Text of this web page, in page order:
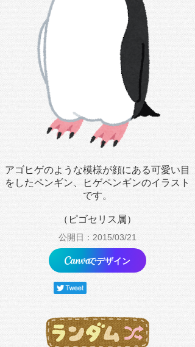
アゴヒゲのような模様が顔にある可愛い目
をしたペンギン、ヒゲペンギンのイラスト
です。
（ピゴセリス属）
公開日：2015/03/21
でデザイン